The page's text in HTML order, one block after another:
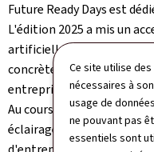
Ce site utilise
nécessaires à
usage de
ne pouvant pas
essentiels sont
Future Ready Days est
L'édition 2025 a mis un
artificielle et la
concrètes pour booster
entreprises. Il a
Au cours de la matinée,
éclairages d'experts,